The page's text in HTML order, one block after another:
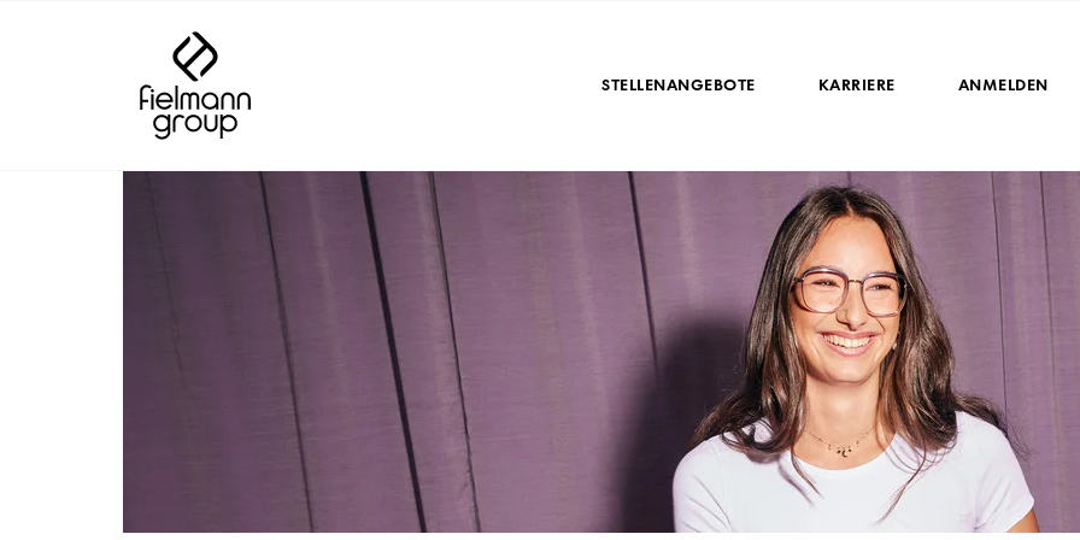
STELLENANGEBOTE KARRIERE ANMELDEN